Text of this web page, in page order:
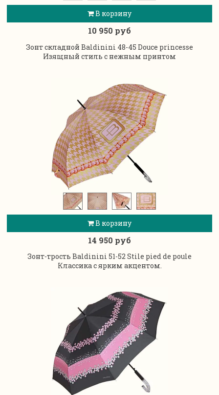
В корзину
10 950 руб
Зонт складной Baldinini 48-45 Douce princesse
Изящный стиль с нежным принтом
В корзину
14 950 руб
Зонт-трость Baldinini 51-52 Stile pied de poule
Классика с ярким акцентом.